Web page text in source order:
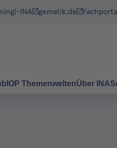
INA gematik.de Fachportal
IOP ThemenweltenÜber INA